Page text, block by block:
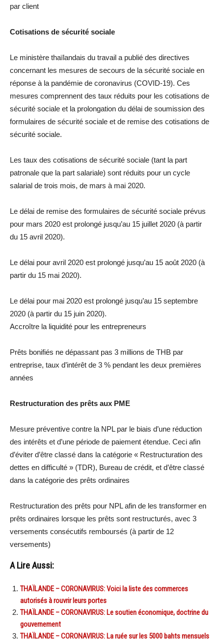
par client
Cotisations de sécurité sociale
Le ministère thaïlandais du travail a publié des directives
concernant les mesures de secours de la sécurité sociale en
réponse à la pandémie de coronavirus (COVID-19). Ces
mesures comprennent des taux réduits pour les cotisations de
sécurité sociale et la prolongation du délai de soumission des
formulaires de sécurité sociale et de remise des cotisations de
sécurité sociale.
Les taux des cotisations de sécurité sociale (tant la part
patronale que la part salariale) sont réduits pour un cycle
salarial de trois mois, de mars à mai 2020.
Le délai de remise des formulaires de sécurité sociale prévus
pour mars 2020 est prolongé jusqu’au 15 juillet 2020 (à partir
du 15 avril 2020).
Le délai pour avril 2020 est prolongé jusqu’au 15 août 2020 (à
partir du 15 mai 2020).
Le délai pour mai 2020 est prolongé jusqu’au 15 septembre
2020 (à partir du 15 juin 2020).
Accroître la liquidité pour les entrepreneurs
Prêts bonifiés ne dépassant pas 3 millions de THB par
entreprise, taux d’intérêt de 3 % pendant les deux premières
années
Restructuration des prêts aux PME
Mesure préventive contre la NPL par le biais d’une réduction
des intérêts et d’une période de paiement étendue. Ceci afin
d’éviter d’être classé dans la catégorie « Restructuration des
dettes en difficulté » (TDR), Bureau de crédit, et d’être classé
dans la catégorie des prêts ordinaires
Restructuration des prêts pour NPL afin de les transformer en
prêts ordinaires lorsque les prêts sont restructurés, avec 3
versements consécutifs remboursés (à partir de 12
versements)
A Lire Aussi:
THAÏLANDE – CORONAVIRUS: Voici la liste des commerces
autorisés à rouvrir leurs portes
THAÏLANDE – CORONAVIRUS: Le soutien économique, doctrine du
gouvernement
THAÏLANDE – CORONAVIRUS: La ruée sur les 5000 bahts mensuels